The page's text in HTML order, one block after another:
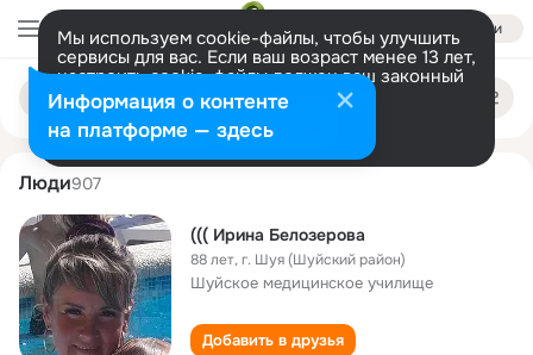
Войти
Мы используем cookie-файлы, чтобы улучшить
сервисы для вас. Если ваш возраст менее 13 лет,
настроить cookie-файлы должен ваш законный
представитель. Больше информации
Разрешить все Настроить
Поиск
людям
irina belozyorova
Люди907
((( Ирина Белозерова
88 лет,г. Шуя (Шуйский район)
Шуйское медицинское училище
Добавить в друзья
Информация о контенте
на платформе — здесь